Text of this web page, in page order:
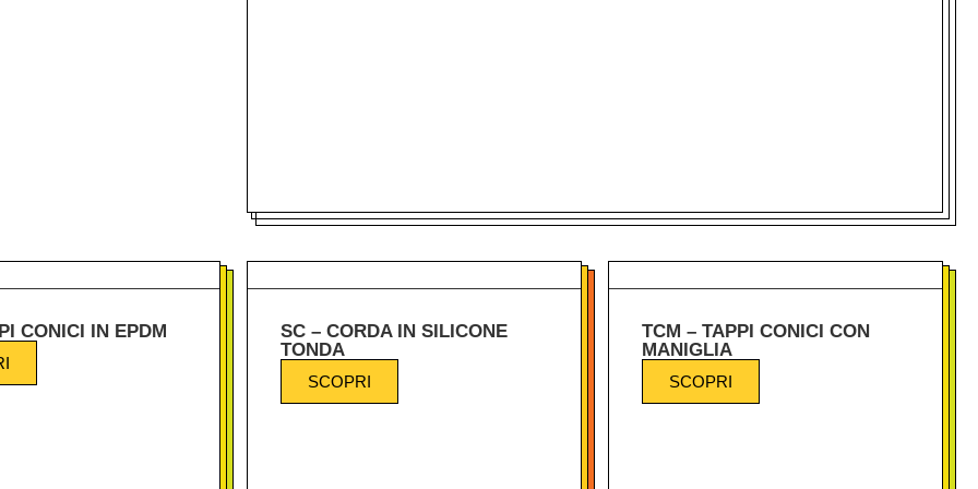
CONICI IN EPDM
SC – CORDA IN SILICONE
TONDA
SCOPRI
TCM – TAPPI CONICI CON
MANIGLIA
SCOPRI